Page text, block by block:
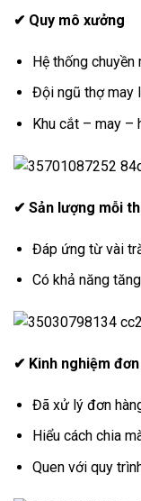
✔ Quy mô xưởng
Hệ thống
Đội ngũ thợ may
Khu cắt – may –
✔ Sản lượng mỗi
Đáp ứng từ vài
Có khả năng
✔ Kinh nghiệm
Đã xử lý đơn
Hiểu cách chia
Quen với quy